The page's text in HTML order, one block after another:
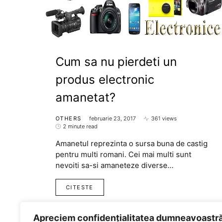
Apreciem confidențialitatea
Cum sa nu pierdeti un
produs electronic
amanetat?
OTHERS februarie 23, 2017
361 views
2 minute read
Amanetul reprezinta o sursa buna de castig
pentru multi romani. Cei mai multi sunt
nevoiti sa-si amaneteze diverse…
CITESTE